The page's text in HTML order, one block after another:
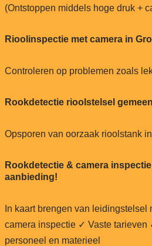
(Ontstoppen middels hoge druk +
Rioolinspectie met camera in
Controleren op problemen zoals
Rookdetectie rioolstelsel
Opsporen van oorzaak rioolstank
Rookdetectie & camera
aanbieding!
In kaart brengen van leidingstelsel
camera inspectie ✓ Vaste tarieven
personeel en materieel